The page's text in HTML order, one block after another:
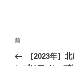
投
ナ
前
の
前
［2023年］